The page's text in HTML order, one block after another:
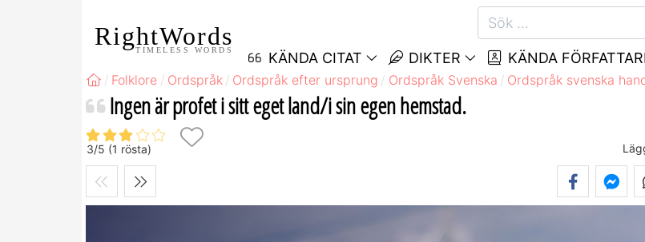
RightWords
TIMELESS WORDS KÄNDA CITAT DIKTER KÄNDA
Folklore Ordspråk Ordspråk efter ursprung Ordspråk Svenska Ordspråk svenska
Ingen är profet i sitt eget land/i sin egen hemstad.
3/5 (1 rösta)